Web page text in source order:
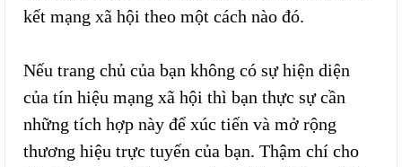
kết mạng xã hội theo một cách nào đó.
Nếu trang chủ của bạn không có sự hiện diện
của tín hiệu mạng xã hội thì bạn thực sự cần
những tích hợp này để xúc tiến và mở rộng
thương hiệu trực tuyến của bạn. Thậm chí cho